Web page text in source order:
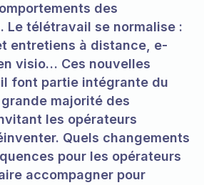
des
Le télétravail se normalise :
entretiens à distance, e-
visio… Ces nouvelles
font partie intégrante du
majorité des
les opérateurs
Quels changements
pour les opérateurs
accompagner pour